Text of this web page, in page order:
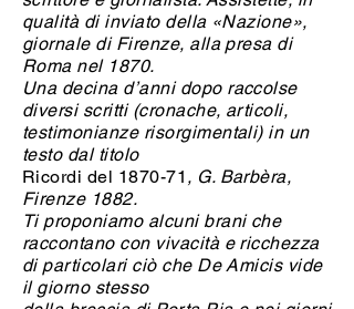
qualità di inviato della «Nazione»,
giornale di Firenze, alla presa di
Roma nel 1870.
Una decina d’anni dopo raccolse
diversi scritti (cronache, articoli,
testimonianze risorgimentali) in un
testo dal titolo
Ricordi del 1870-71 , G. Barbèra,
Firenze 1882.
Ti proponiamo alcuni brani che
raccontano con vivacità e ricchezza
di particolari ciò che De Amicis vide
il giorno stesso